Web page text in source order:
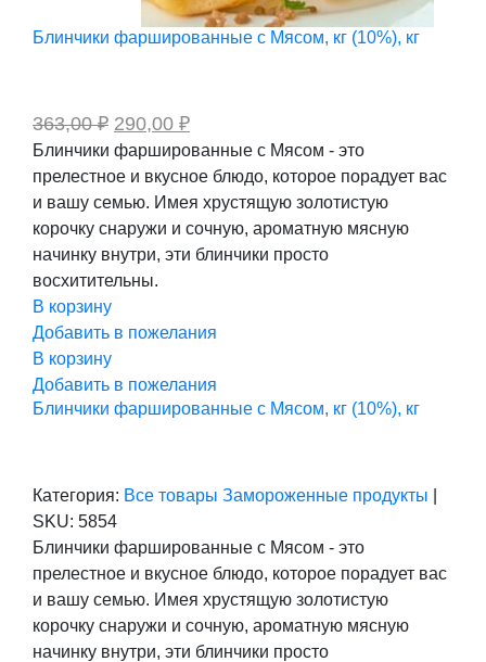
Блинчики фаршированные с Мясом, кг (10%), кг
363,00₽ Первоначальная
цена
составляла
363,00 ₽.
290,00 ₽Текущая
цена:
290,00 ₽.
Блинчики фаршированные с Мясом - это
прелестное и вкусное блюдо, которое порадует вас
и вашу семью. Имея хрустящую золотистую
корочку снаружи и сочную, ароматную мясную
начинку внутри, эти блинчики просто
восхитительны.
В корзину
Добавить в пожелания
В корзину
Добавить в пожелания
Блинчики фаршированные с Мясом, кг (10%), кг
Категория: Все товары Замороженные продукты
SKU: 5854
Блинчики фаршированные с Мясом - это
прелестное и вкусное блюдо, которое порадует вас
и вашу семью. Имея хрустящую золотистую
корочку снаружи и сочную, ароматную мясную
начинку внутри, эти блинчики просто